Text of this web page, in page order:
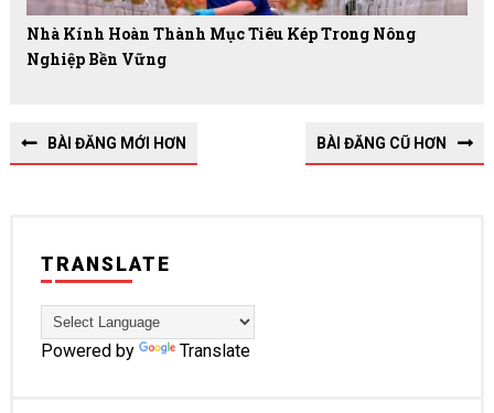
Nhà Kính Hoàn Thành Mục Tiêu Kép Trong Nông
Nghiệp Bền Vững
BÀI ĐĂNG MỚI HƠN BÀI ĐĂNG CŨ HƠN
TRANSLATE
Powered by Translate